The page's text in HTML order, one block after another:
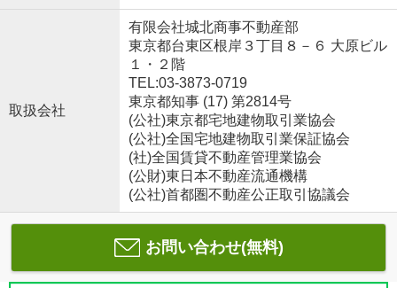
取扱会社
有限会社城北商事不動産部
東京都台東区根岸３丁目８－６ 大原ビル
１・２階
TEL:03-3873-0719
東京都知事 (17) 第2814号
(公社)東京都宅地建物取引業協会
(公社)全国宅地建物取引業保証協会
(社)全国賃貸不動産管理業協会
(公財)東日本不動産流通機構
(公社)首都圏不動産公正取引協議会
お問い合わせ(無料)